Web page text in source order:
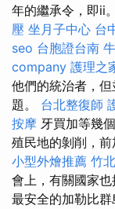
年的繼承令，即ii。
壓 坐月子中心 台
seo 台胞證台南
company 護理之
他們的統治者，
題。 台北整復師
按摩 牙買加等幾
殖民地的剝削，前
小型外燴推薦 竹
會上，有關國家
最安全的加勒比